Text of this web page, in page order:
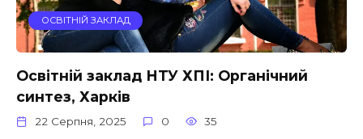
ОСВІТНІЙ ЗАКЛАД
Освітній заклад НТУ ХПІ: Органічний
синтез, Харків
22 Серпня, 2025 0 35